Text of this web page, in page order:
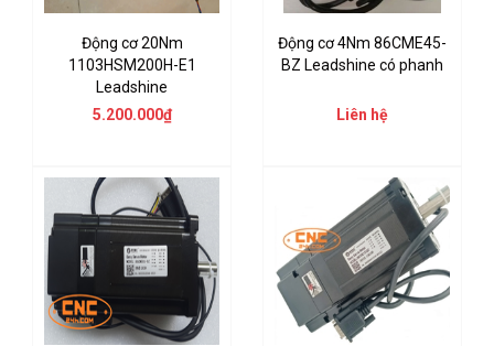
Động cơ 20Nm
1103HSM200H-E1
Leadshine
5.200.000₫
Động cơ 4Nm 86CME45-
BZ Leadshine có phanh
Liên hệ